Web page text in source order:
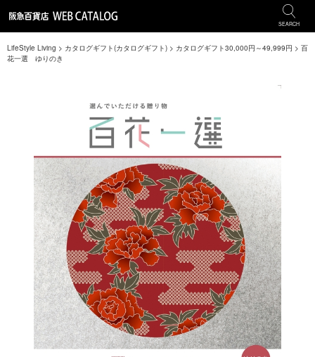
SEARCH
LifeStyle Living > カタログギフト(カタログギフト) > カタログギフト30,000円～49,999円 > 百
花一選 ゆりのき